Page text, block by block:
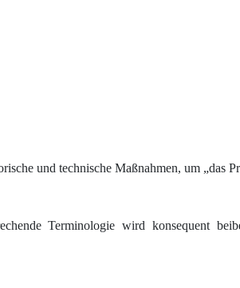
und technische Maßnahmen, um „das
Terminologie wird konsequent